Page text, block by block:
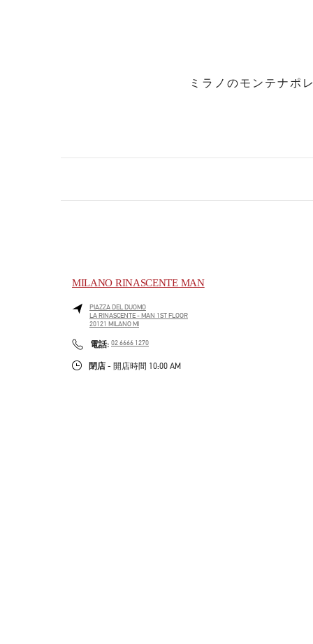
ミラノのモンテナポ
MILANO RINASCENTE MAN
PIAZZA DEL DUOMO
LA RINASCENTE - MAN 1ST FLOOR
20121 MILANO MI
電話: PHONE
02 6666 1270
閉店 - 開店時間 10:00 AM